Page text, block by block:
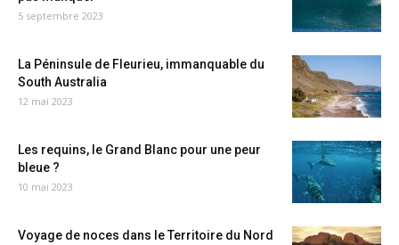
5 septembre 2023
La Péninsule de Fleurieu, immanquable du
South Australia
12 mai 2023
Les requins, le Grand Blanc pour une peur
bleue ?
10 mai 2023
Voyage de noces dans le Territoire du Nord